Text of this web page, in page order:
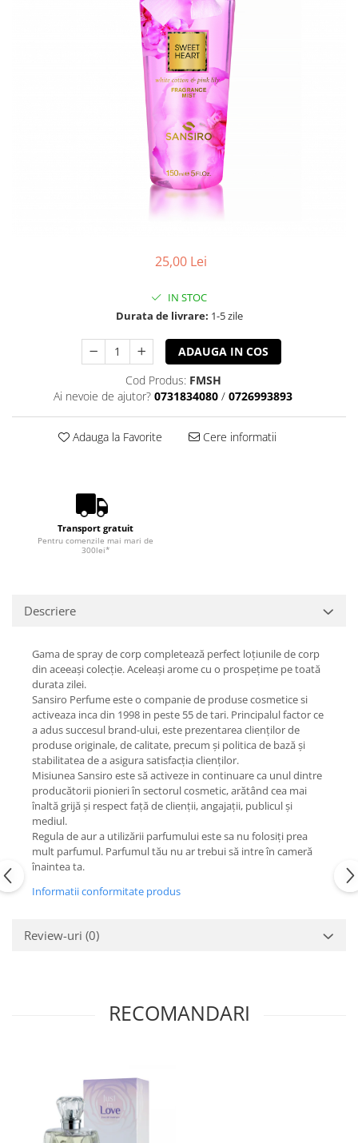
25,00 Lei
IN STOC
Durata de livrare: 1-5 zile
ADAUGA IN COS
Cod Produs: FMSH
Ai nevoie de ajutor? 0731834080 / 0726993893
Adauga la Favorite Cere informatii
Transport gratuit
Pentru comenzile mai mari de
300lei*
Descriere
Gama de spray de corp completează perfect loțiunile de corp
din aceeași colecție. Aceleași arome cu o prospețime pe toată
durata zilei.
Sansiro Perfume este o companie de produse cosmetice si
activeaza inca din 1998 in peste 55 de tari. Principalul factor ce
a adus succesul brand-ului, este prezentarea clienților de
produse originale, de calitate, precum și politica de bază și
stabilitatea de a asigura satisfacția clienților.
Misiunea Sansiro este să activeze in continuare ca unul dintre
producătorii pionieri în sectorul cosmetic, arătând cea mai
înaltă grijă și respect față de clienții, angajații, publicul și
mediul.
Regula de aur a utilizării parfumului este sa nu folosiți prea
mult parfumul. Parfumul tău nu ar trebui să intre în cameră
înaintea ta.
Informatii conformitate produs
Review-uri (0)
RECOMANDARI